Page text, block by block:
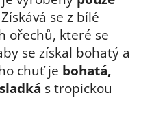
se z bílé
ořechů, které se
se získal bohatý a
chuť je bohatá,
s tropickou